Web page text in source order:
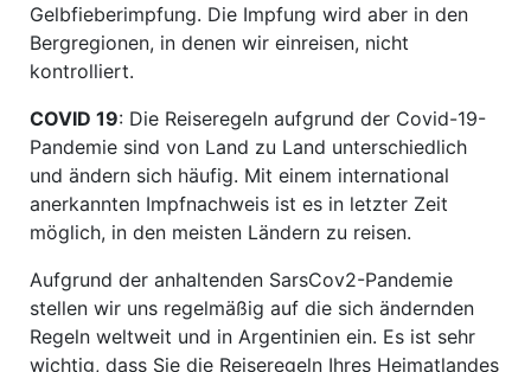
Gelbfieberimpfung. Die Impfung wird aber in den
Bergregionen, in denen wir einreisen, nicht
kontrolliert.
COVID 19: Die Reiseregeln aufgrund der Covid-19-
Pandemie sind von Land zu Land unterschiedlich
und ändern sich häufig. Mit einem international
anerkannten Impfnachweis ist es in letzter Zeit
möglich, in den meisten Ländern zu reisen.
Aufgrund der anhaltenden SarsCov2-Pandemie
stellen wir uns regelmäßig auf die sich ändernden
Regeln weltweit und in Argentinien ein. Es ist sehr
wichtig, dass Sie die Reiseregeln Ihres Heimatlandes